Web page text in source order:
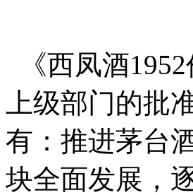
《西凤酒
上级部门的批
有：推进茅台
块全面发展，